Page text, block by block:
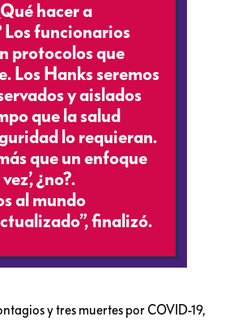
hacer a
funcionarios
protocolos que
Los Hanks seremos
y aislados
que la salud
lo requieran.
que un enfoque
¿no?.
al mundo
finalizó.
y tres muertes por COVID-19,